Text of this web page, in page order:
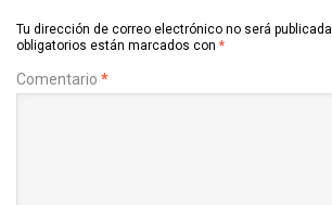
Tu dirección de correo electrónico no será publicada.
obligatorios están marcados con *
Comentario *